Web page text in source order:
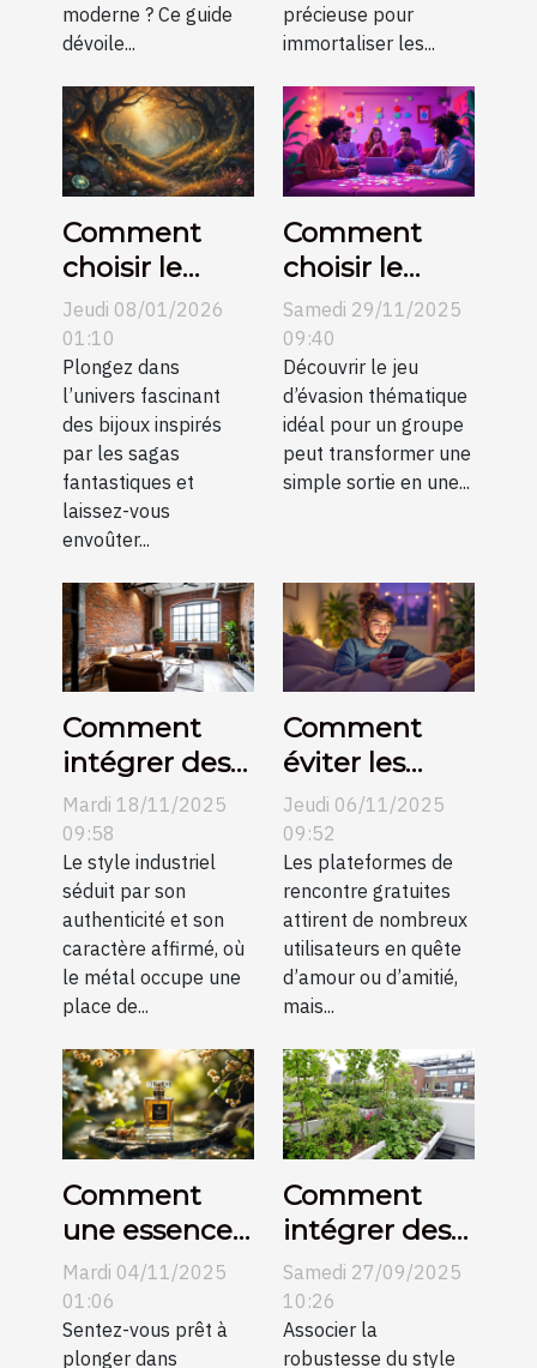
moderne ? Ce guide
dévoile...
précieuse pour
immortaliser les...
Comment
choisir le
parfait bijou
inspiré de
célèbres
sagas
fantastiques
?
Jeudi 08/01/2026
01:10
Plongez dans
l’univers fascinant
des bijoux inspirés
par les sagas
fantastiques et
laissez-vous
envoûter...
Comment
choisir le
meilleur jeu
d'évasion
thématique
pour votre
groupe ?
Samedi 29/11/2025
09:40
Découvrir le jeu
d’évasion thématique
idéal pour un groupe
peut transformer une
simple sortie en une...
Comment
intégrer des
éléments
métalliques
dans un salon
industriel ?
Mardi 18/11/2025
09:58
Le style industriel
séduit par son
authenticité et son
caractère affirmé, où
le métal occupe une
place de...
Comment
éviter les
pièges des
plateformes
de rencontre
gratuites ?
Jeudi 06/11/2025
09:52
Les plateformes de
rencontre gratuites
attirent de nombreux
utilisateurs en quête
d’amour ou d’amitié,
mais...
Comment
une essence
orientale
peut définir
l'élégance
Mardi 04/11/2025
01:06
Sentez-vous prêt à
plonger dans
Comment
intégrer des
éléments
naturels dans
un décor
Samedi 27/09/2025
10:26
Associer la
robustesse du style